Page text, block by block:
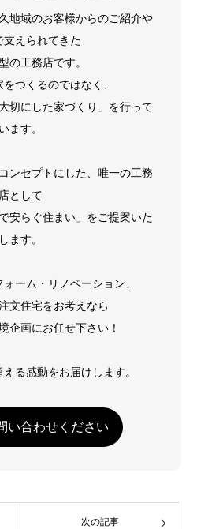
地域のお客様からのご紹介や
支えられてきた
の工務店です。
つくるのではなく、
切にした家づくり」を行って
います。
ンセプトにした、唯一の工務
店として
安らぐ住まい」をご提案いた
します。
ーム・リノベーション、
文住宅をお考えなら
企画にお任せ下さい！
る感動をお届けします。
い合わせください
次の記事